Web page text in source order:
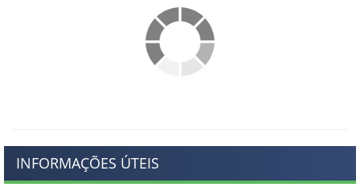
INFORMAÇÕES ÚTEIS